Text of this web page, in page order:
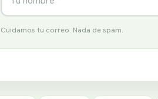
Cuidamos tu correo. Nada de spam.